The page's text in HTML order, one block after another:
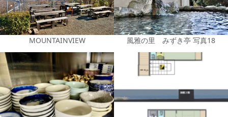
MOUNTAINVIEW 風雅の里 みずき亭 写真18